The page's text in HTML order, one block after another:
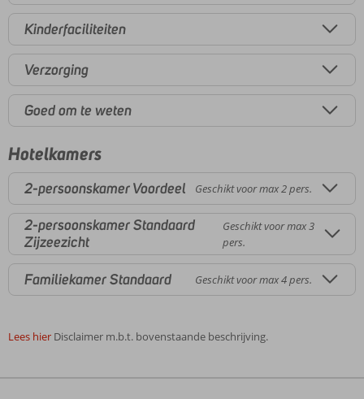
Kinderfaciliteiten
Verzorging
Goed om te weten
Hotelkamers
2-persoonskamer Voordeel Geschikt voor max 2 pers.
2-persoonskamer Standaard
Zijzeezicht
Geschikt voor max 3
pers.
Familiekamer Standaard Geschikt voor max 4 pers.
Lees hier Disclaimer m.b.t. bovenstaande beschrijving.